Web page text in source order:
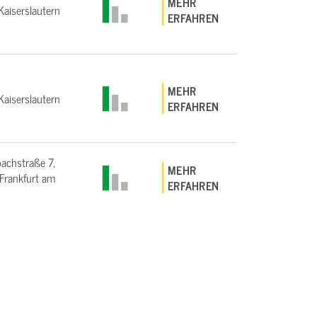
ERFAHREN
MEHR
ERFAHREN
7,
am
MEHR
ERFAHREN